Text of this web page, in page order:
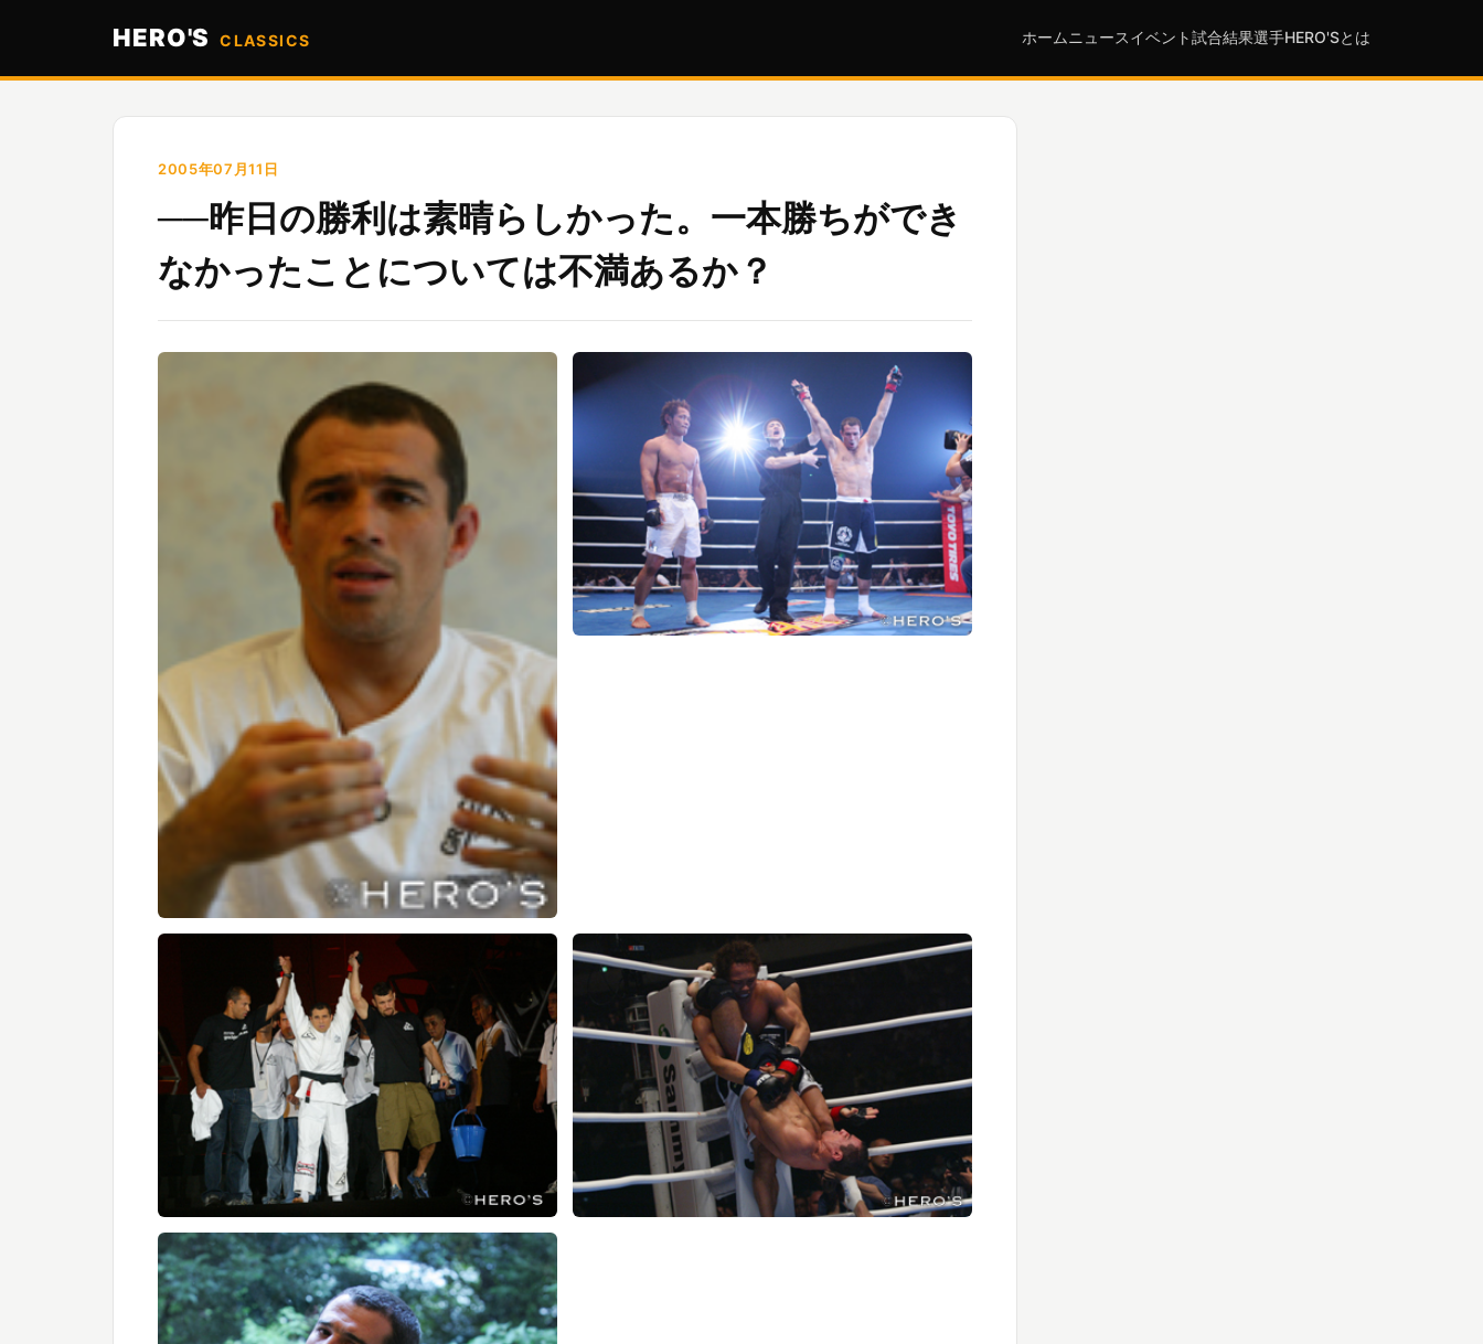
HERO'S CLASSICS ホーム ニュースイベント試合結果選手HERO'Sとは
2005年07月11日
──昨日の勝利は素晴らしかった。一本勝ちができ
なかったことについては不満あるか？